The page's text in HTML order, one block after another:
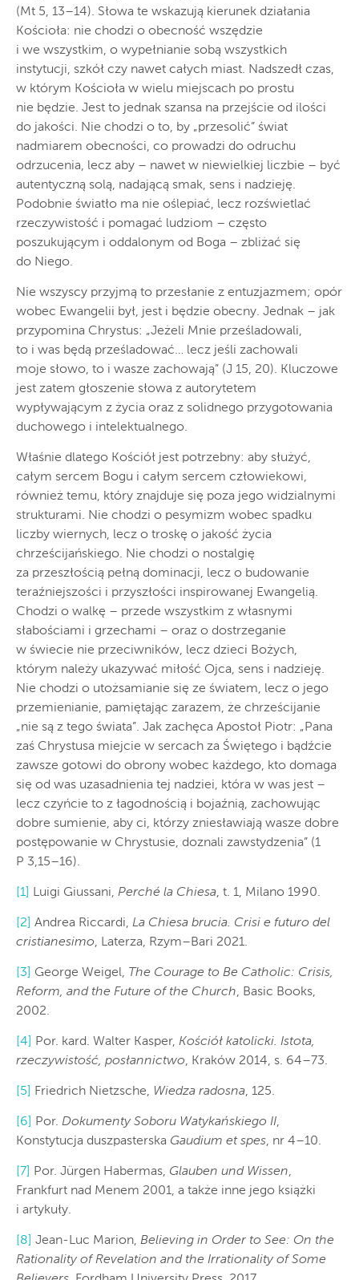
(Mt 5, 13–14). Słowa te wskazują kierunek działania
Kościoła: nie chodzi o obecność wszędzie
i we wszystkim, o wypełnianie sobą wszystkich
instytucji, szkół czy nawet całych miast. Nadszedł czas,
w którym Kościoła w wielu miejscach po prostu
nie będzie. Jest to jednak szansa na przejście od ilości
do jakości. Nie chodzi o to, by „przesolić” świat
nadmiarem obecności, co prowadzi do odruchu
odrzucenia, lecz aby – nawet w niewielkiej liczbie – być
autentyczną solą, nadającą smak, sens i nadzieję.
Podobnie światło ma nie oślepiać, lecz rozświetlać
rzeczywistość i pomagać ludziom – często
poszukującym i oddalonym od Boga – zbliżać się
do Niego.
Nie wszyscy przyjmą to przesłanie z entuzjazmem; opór
wobec Ewangelii był, jest i będzie obecny. Jednak – jak
przypomina Chrystus: „Jeżeli Mnie prześladowali,
to i was będą prześladować… lecz jeśli zachowali
moje słowo, to i wasze zachowają” (J 15, 20). Kluczowe
jest zatem głoszenie słowa z autorytetem
wypływającym z życia oraz z solidnego przygotowania
duchowego i intelektualnego.
Właśnie dlatego Kościół jest potrzebny: aby służyć,
całym sercem Bogu i całym sercem człowiekowi,
również temu, który znajduje się poza jego widzialnymi
strukturami. Nie chodzi o pesymizm wobec spadku
liczby wiernych, lecz o troskę o jakość życia
chrześcijańskiego. Nie chodzi o nostalgię
za przeszłością pełną dominacji, lecz o budowanie
teraźniejszości i przyszłości inspirowanej Ewangelią.
Chodzi o walkę – przede wszystkim z własnymi
słabościami i grzechami – oraz o dostrzeganie
w świecie nie przeciwników, lecz dzieci Bożych,
którym należy ukazywać miłość Ojca, sens i nadzieję.
Nie chodzi o utożsamianie się ze światem, lecz o jego
przemienianie, pamiętając zarazem, że chrześcijanie
„nie są z tego świata”. Jak zachęca Apostoł Piotr: „Pana
zaś Chrystusa miejcie w sercach za Świętego i bądźcie
zawsze gotowi do obrony wobec każdego, kto domaga
się od was uzasadnienia tej nadziei, która w was jest –
lecz czyńcie to z łagodnością i bojaźnią, zachowując
dobre sumienie, aby ci, którzy zniesławiają wasze dobre
postępowanie w Chrystusie, doznali zawstydzenia” (1
P 3,15–16).
[1] Luigi Giussani, Perché la Chiesa, t. 1, Milano 1990.
[2] Andrea Riccardi, La Chiesa brucia. Crisi e futuro del
cristianesimo, Laterza, Rzym–Bari 2021.
[3] George Weigel, The Courage to Be Catholic: Crisis,
Reform, and the Future of the Church, Basic Books,
2002.
[4] Por. kard. Walter Kasper, Kościół katolicki. Istota,
rzeczywistość, posłannictwo, Kraków 2014, s. 64–73.
[5] Friedrich Nietzsche, Wiedza radosna, 125.
[6] Por. Dokumenty Soboru Watykańskiego II,
Konstytucja duszpasterska Gaudium et spes, nr 4–10.
[7] Por. Jürgen Habermas, Glauben und Wissen,
Frankfurt nad Menem 2001, a także inne jego książki
i artykuły.
[8] Jean-Luc Marion, Believing in Order to See: On the
Rationality of Revelation and the Irrationality of Some